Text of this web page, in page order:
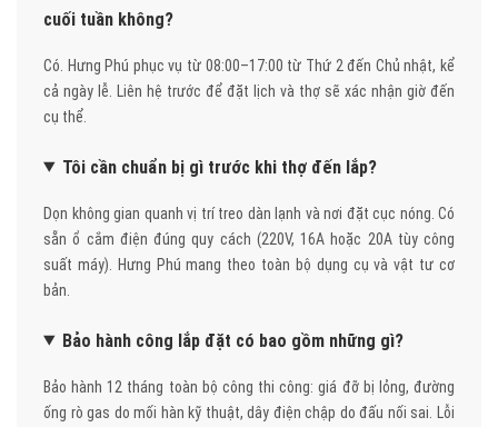
cuối tuần không?
Có. Hưng Phú phục vụ từ 08:00–17:00 từ Thứ 2 đến Chủ nhật, kể
cả ngày lễ. Liên hệ trước để đặt lịch và thợ sẽ xác nhận giờ đến
cụ thể.
Tôi cần chuẩn bị gì trước khi thợ đến lắp?
Dọn không gian quanh vị trí treo dàn lạnh và nơi đặt cục nóng. Có
sẵn ổ cắm điện đúng quy cách (220V, 16A hoặc 20A tùy công
suất máy). Hưng Phú mang theo toàn bộ dụng cụ và vật tư cơ
bản.
Bảo hành công lắp đặt có bao gồm những gì?
Bảo hành 12 tháng toàn bộ công thi công: giá đỡ bị lỏng, đường
ống rò gas do mối hàn kỹ thuật, dây điện chập do đấu nối sai. Lỗi